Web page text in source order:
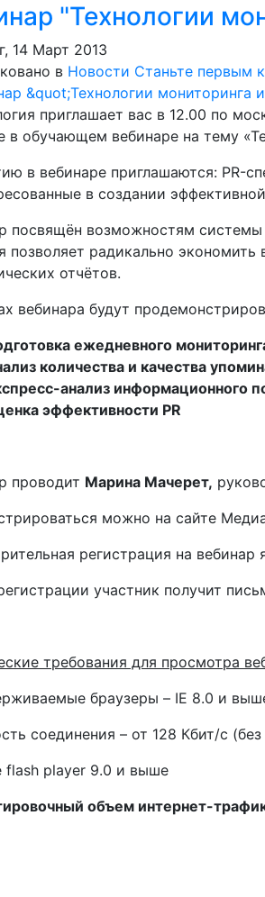
"Технологии
14 Март 2013
в Новости Станьте первым
приглашает вас в 12.00 по
в обучающем вебинаре на тему
в вебинаре приглашаются: PR-
в создании
посвящён возможностям
позволяет радикально
отчётов.
вебинара будут
ежедневного
количества и качества
анализ информационного
эффективности PR
проводит Марина Мачерет,
можно на сайте
регистрация на вебинар
участник получит
требования для просмотра
браузеры – IE 8.0 и
соединения – от 128 Кбит/с
flash player 9.0 и выше
объем интернет-